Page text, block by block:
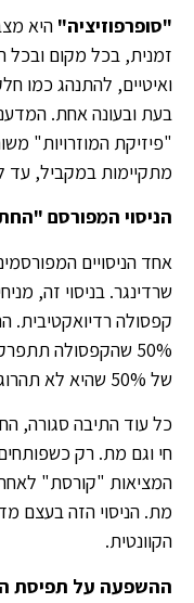
"סופרפוזיציה" היא
זמנית, בכל מקום ובכל
ואיטיים, להתנהג כמו
בעת ובעונה אחת.
"פיזיקת המוזרויות"
מתקיימות במקביל,
הניסוי המפורסם
אחד הניסויים
שרדינגר. בניסוי זה,
קפסולה רדיואקטיבית.
50% שהקפסולה
של 50% שהיא לא תהרוג את החתול.
כל עוד התיבה סגורה,
חי וגם מת. רק
המציאות "קורסת"
מת. הניסוי הזה בעצם
הקוונטית.
ההשפעה על תפיסת